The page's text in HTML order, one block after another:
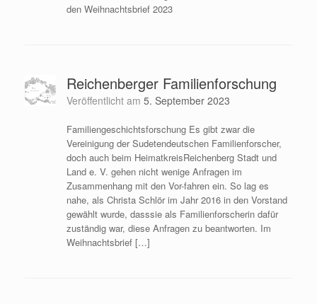
den Weihnachtsbrief 2023
Reichenberger Familienforschung
Veröffentlicht am 5. September 2023
Familiengeschichtsforschung Es gibt zwar die
Vereinigung der Sudetendeutschen Familienforscher,
doch auch beim HeimatkreisReichenberg Stadt und
Land e. V. gehen nicht wenige Anfragen im
Zusammenhang mit den Vor-fahren ein. So lag es
nahe, als Christa Schlör im Jahr 2016 in den Vorstand
gewählt wurde, dasssie als Familienforscherin dafür
zuständig war, diese Anfragen zu beantworten. Im
Weihnachtsbrief […]